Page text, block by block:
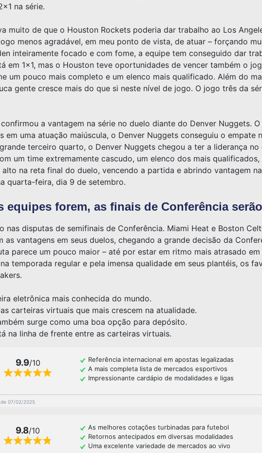
na série.
muito de que o Houston Rockets poderia dar trabalho ao Los
menos agradável, em meu ponto de vista, de atuar – forçando
inteiramente focado e com fome, a equipe tem conseguido dar
em 1×1, mas o Houston teve oportunidades de vencer também o
um pouco mais completo e um elenco mais qualificado. Além do
gente cresce mais do que si neste nível de jogo. O jogo três da
a vantagem na série no duelo diante do Denver Nuggets.
em uma atuação maiúscula, o Denver Nuggets conseguiu o empate
terceiro quarto, o Denver Nuggets chegou a ter a liderança
um time extremamente cascudo, um elenco dos mais
na reta final do duelo, vencendo a partida e abrindo vantagem
quarta-feira, dia 9 de setembro.
equipes forem, as finais de Conferência
nas disputas de semifinais de Conferência. Miami Heat e Boston
vantagens em seus duelos, chegando a grande decisão da
parece um pouco maior – até por estar em ritmo mais atrasado
temporada regular e pela imensa qualidade em seus plantéis, os
eletrônica mais conhecida do mundo.
carteiras virtuais que mais crescem na atualidade.
surge como uma boa opção para depósito.
na linha de frente entre as carteiras virtuais.
9.9/10
Referência internacional em apostas legalizadas
A mais completa lista de mercados esportivos
Impressionante cardápio de modalidades e ligas
de 07/02/2025
9.8/10
As melhores cotações turbinadas para futebol
Retornos antecipados em diversas modalidades
Uma excelente variedade de mercados ao vivo